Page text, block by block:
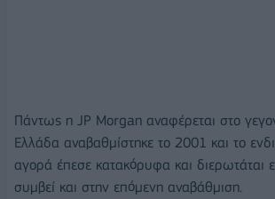
Πάντως η JP Morgan αναφέρεται στο
Ελλάδα αναβαθμίστηκε το 2001 και το
αγορά έπεσε κατακόρυφα και διερωτάται
συμβεί και στην επόμενη αναβάθμιση.